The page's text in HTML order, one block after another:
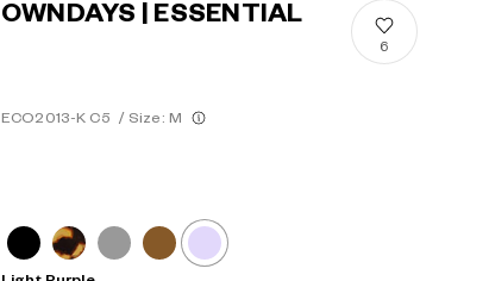
OWNDAYS | ESSENTIAL
ECO2013-K C5 / Size: M
6